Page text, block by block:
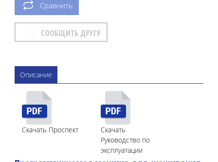
Сравнить
СООБЩИТЬ ДРУГУ
Описание
Скачать Проспект
Скачать
Руководство по
эксплуатации